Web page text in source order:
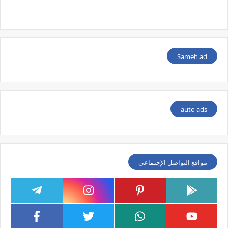
Sameh ad
auto ads
مواقع التواصل الإجتماعي